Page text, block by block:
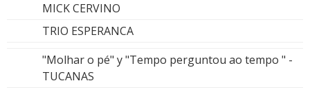
MICK CERVINO
TRIO ESPERANCA
"Molhar o pé" y "Tempo perguntou ao tempo " -
TUCANAS